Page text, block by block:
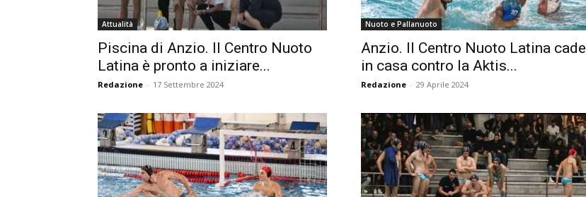
Attualità
Piscina di Anzio. Il Centro Nuoto
Latina è pronto a iniziare...
Redazione - 17 Settembre 2024
Nuoto e Pallanuoto
Anzio. Il Centro Nuoto Latina cade
in casa contro la Aktis...
Redazione - 29 Aprile 2024